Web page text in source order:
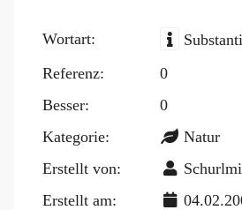
Blog
Wortart:
Referenz:
0
Besser:
0
Kategorie:
Natur
Erstellt von:
Erstellt am: